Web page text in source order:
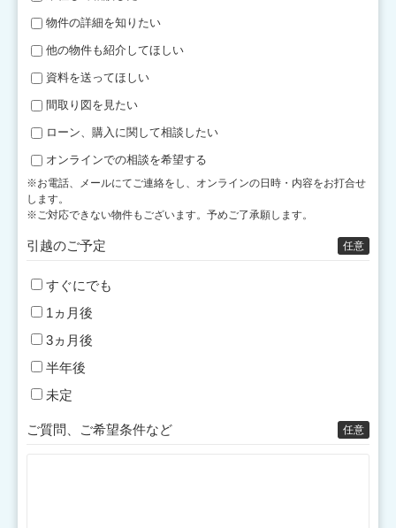
物件の詳細を知りたい
他の物件も紹介してほしい
資料を送ってほしい
間取り図を見たい
ローン、購入に関して相談したい
オンラインでの相談を希望する
※お電話、メールにてご連絡をし、オンラインの日時・内容をお打合せ
します。
※ご対応できない物件もございます。予めご了承願します。
引越のご予定 任意
すぐにでも
1ヵ月後
3ヵ月後
半年後
未定
ご質問、ご希望条件など 任意